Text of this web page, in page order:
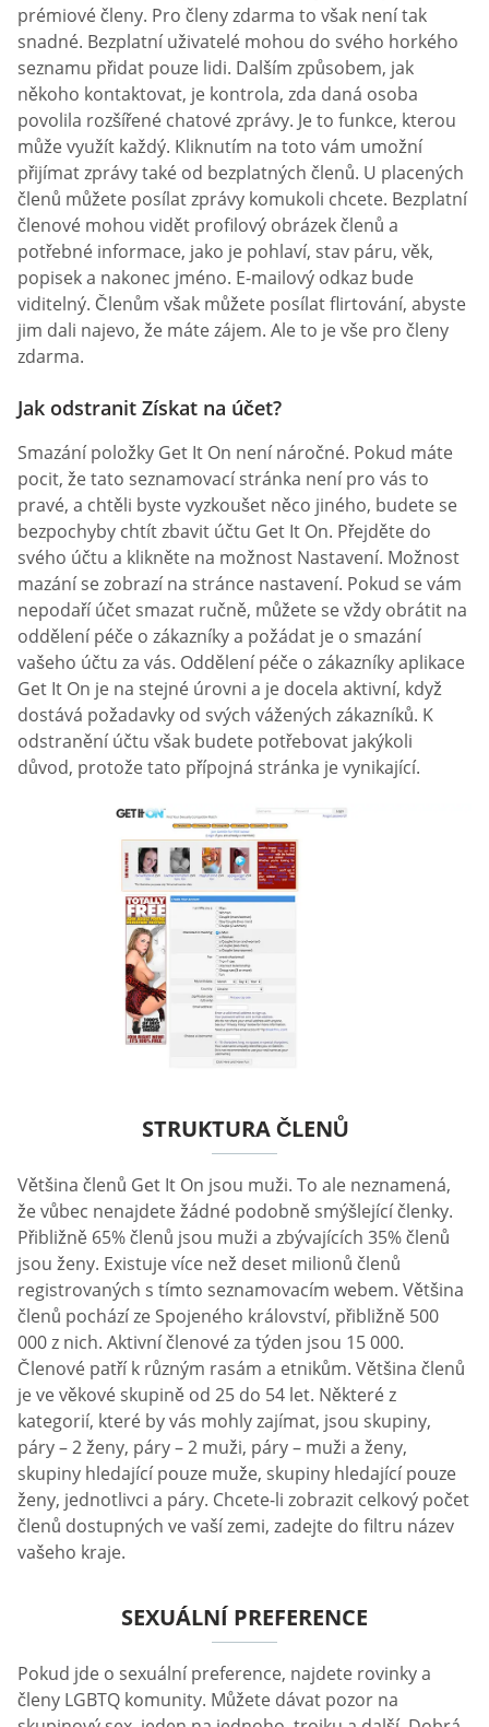
prémiové členy. Pro členy zdarma to však není tak
snadné. Bezplatní uživatelé mohou do svého horkého
seznamu přidat pouze lidi. Dalším způsobem, jak
někoho kontaktovat, je kontrola, zda daná osoba
povolila rozšířené chatové zprávy. Je to funkce, kterou
může využít každý. Kliknutím na toto vám umožní
přijímat zprávy také od bezplatných členů. U placených
členů můžete posílat zprávy komukoli chcete. Bezplatní
členové mohou vidět profilový obrázek členů a
potřebné informace, jako je pohlaví, stav páru, věk,
popisek a nakonec jméno. E-mailový odkaz bude
viditelný. Členům však můžete posílat flirtování, abyste
jim dali najevo, že máte zájem. Ale to je vše pro členy
zdarma.
Jak odstranit Získat na účet?
Smazání položky Get It On není náročné. Pokud máte
pocit, že tato seznamovací stránka není pro vás to
pravé, a chtěli byste vyzkoušet něco jiného, budete se
bezpochyby chtít zbavit účtu Get It On. Přejděte do
svého účtu a klikněte na možnost Nastavení. Možnost
mazání se zobrazí na stránce nastavení. Pokud se vám
nepodaří účet smazat ručně, můžete se vždy obrátit na
oddělení péče o zákazníky a požádat je o smazání
vašeho účtu za vás. Oddělení péče o zákazníky aplikace
Get It On je na stejné úrovni a je docela aktivní, když
dostává požadavky od svých vážených zákazníků. K
odstranění účtu však budete potřebovat jakýkoli
důvod, protože tato přípojná stránka je vynikající.
STRUKTURA ČLENŮ
Většina členů Get It On jsou muži. To ale neznamená,
že vůbec nenajdete žádné podobně smýšlející členky.
Přibližně 65% členů jsou muži a zbývajících 35% členů
jsou ženy. Existuje více než deset milionů členů
registrovaných s tímto seznamovacím webem. Většina
členů pochází ze Spojeného království, přibližně 500
000 z nich. Aktivní členové za týden jsou 15 000.
Členové patří k různým rasám a etnikům. Většina členů
je ve věkové skupině od 25 do 54 let. Některé z
kategorií, které by vás mohly zajímat, jsou skupiny,
páry – 2 ženy, páry – 2 muži, páry – muži a ženy,
skupiny hledající pouze muže, skupiny hledající pouze
ženy, jednotlivci a páry. Chcete-li zobrazit celkový počet
členů dostupných ve vaší zemi, zadejte do filtru název
vašeho kraje.
SEXUÁLNÍ PREFERENCE
Pokud jde o sexuální preference, najdete rovinky a
členy LGBTQ komunity. Můžete dávat pozor na